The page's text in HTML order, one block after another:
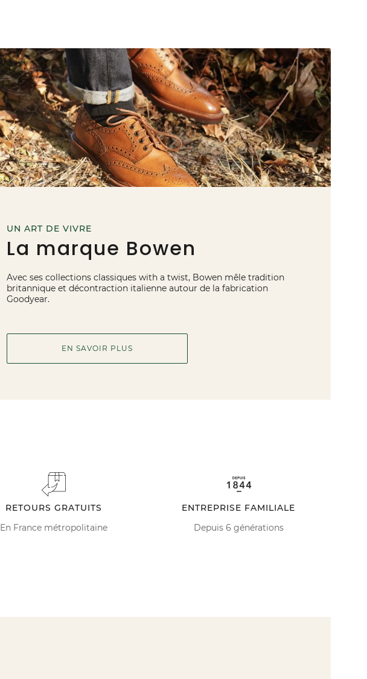
UN ART DE VIVRE
La marque Bowen
Avec ses collections classiques with a twist, Bowen mêle tradition
britannique et décontraction italienne autour de la fabrication
Goodyear.
EN SAVOIR PLUS
RETOURS GRATUITS
En France métropolitaine
ENTREPRISE FAMILIALE
Depuis 6 générations